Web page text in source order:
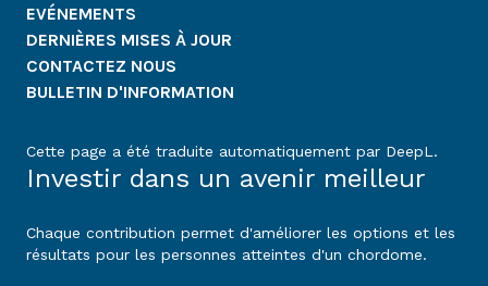
EVÉNEMENTS
DERNIÈRES MISES À JOUR
CONTACTEZ NOUS
BULLETIN D'INFORMATION
Cette page a été traduite automatiquement par DeepL.
Investir dans un avenir meilleur
Chaque contribution permet d'améliorer les options et les
résultats pour les personnes atteintes d'un chordome.